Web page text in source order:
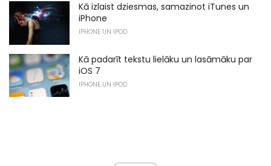
Kā izlaist dziesmas, samazinot iTunes un
iPhone
IPHONE UN IPOD
Kā padarīt tekstu lielāku un lasāmāku par
iOS 7
IPHONE UN IPOD